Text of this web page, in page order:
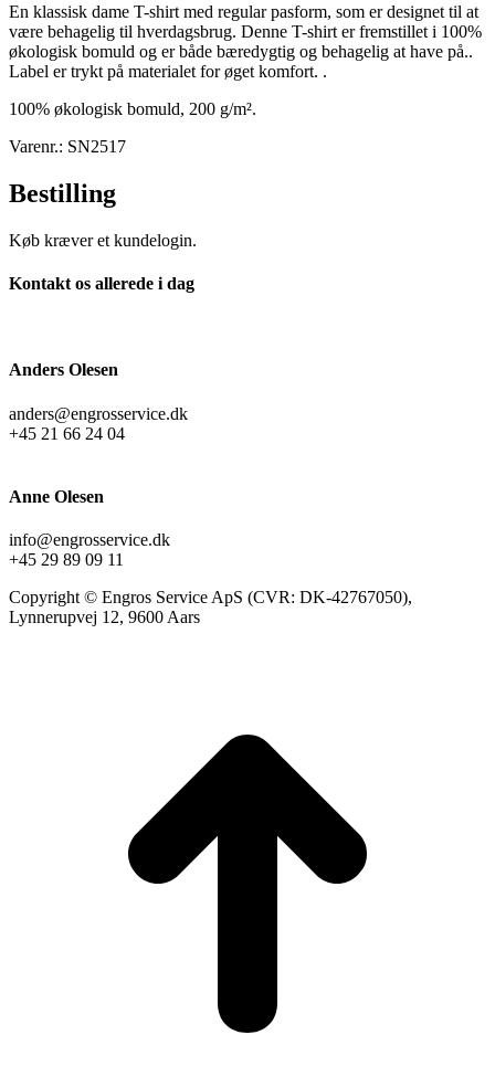
En klassisk dame T-shirt med regular pasform, som er designet til at
være behagelig til hverdagsbrug. Denne T-shirt er fremstillet i 100%
økologisk bomuld og er både bæredygtig og behagelig at have på..
Label er trykt på materialet for øget komfort. .
100% økologisk bomuld, 200 g/m².
Varenr.: SN2517
Bestilling
Køb kræver et kundelogin.
Kontakt os allerede i dag
Anders Olesen
anders@engrosservice.dk
+45 21 66 24 04
Anne Olesen
info@engrosservice.dk
+45 29 89 09 11
Copyright © Engros Service ApS (CVR: DK-42767050),
Lynnerupvej 12, 9600 Aars